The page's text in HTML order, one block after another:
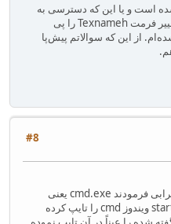
است و یا این که دسترسی به
آن تفاوت کرده است؟ یا این که باید تغییر فرمت Texnameh را پی
از این که سوالاتم پیش‌پا
#8
منظور از پنجره فرمان که جناب آقای ترابی فرمودند cmd.exe یعنی
command prompt است. در منوی start ویندوز cmd را تایپ کرده